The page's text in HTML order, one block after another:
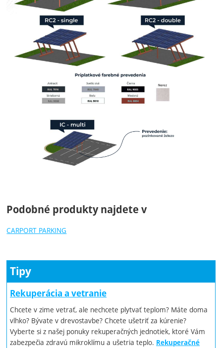
Podobné produkty najdete v
CARPORT PARKING
Tipy
Rekuperácia a vetranie
Chcete v zime vetrať, ale nechcete plytvať teplom? Máte doma
vlhko? Bývate v drevostavbe? Chcete ušetriť za kúrenie?
Vyberte si z našej ponuky rekuperačných jednotiek, ktoré Vám
zabezpečia zdravú mikroklímu a ušetria teplo. Rekuperačné